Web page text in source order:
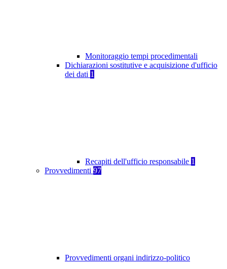
Monitoraggio tempi procedimentali
Dichiarazioni sostitutive e acquisizione d'ufficio
dei dati 1
Recapiti dell'ufficio responsabile 1
Provvedimenti 97
Provvedimenti organi indirizzo-politico